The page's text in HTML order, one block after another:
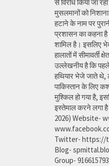
से विरोध किया जा
मुसलमानों को
हटाने के नाम पर
प्रशासन का कहना
शामिल है। इसलिए
हालातों में सीमावर्ती
उल्लेखनीय है कि
हथियार भेजे जाते थे,
पाकिस्तान के लिए
मुश्किल हो गया है,
इस्तेमाल करने लगा
2026) Website-
Twitter- https://
Blog-
Group-